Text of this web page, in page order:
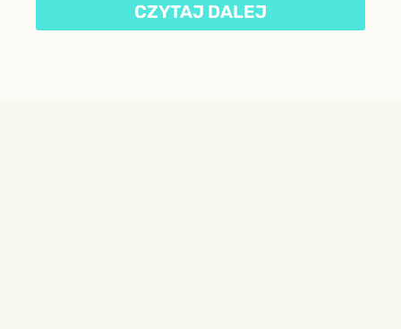
CZYTAJ DALEJ